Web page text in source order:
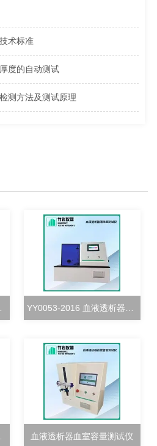
术标准
度的自动测试
测方法及测试原理
试仪 YY0053-2016 血液透析器清除率测试仪
试仪 血液透析器血室容量测试仪